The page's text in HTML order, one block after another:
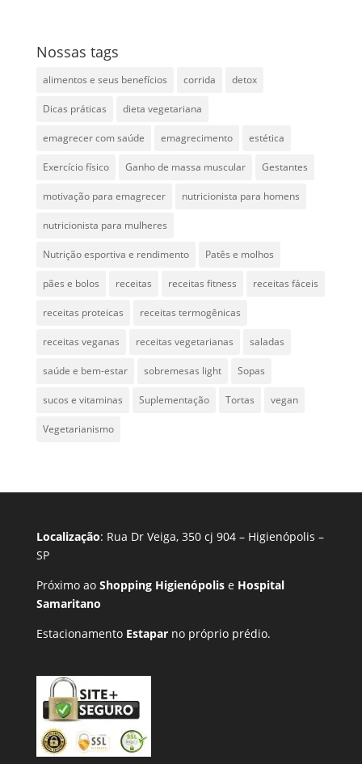
Nossas tags
alimentos e seus benefícios corrida detox
Dicas práticas dieta vegetariana
emagrecer com saúde emagrecimento estética
Exercício físico Ganho de massa muscular Gestantes
motivação para emagrecer nutricionista para homens
nutricionista para mulheres
Nutrição esportiva e rendimento Patês e molhos
pães e bolos receitas receitas fitness receitas fáceis
receitas proteicas receitas termogênicas
receitas veganas receitas vegetarianas saladas
saúde e bem-estar sobremesas light Sopas
sucos e vitaminas Suplementação Tortas vegan
Vegetarianismo
Localização: Rua Dr Veiga, 350 cj 904 – Higienópolis –
SP
Próximo ao Shopping Higienópolise Hospital
Samaritano
Estacionamento Estaparno próprio prédio.